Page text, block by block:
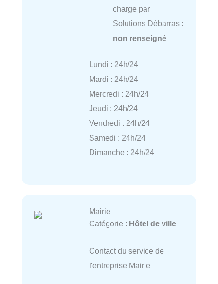
charge par
Solutions Débarras :
non renseigné
Lundi : 24h/24
Mardi : 24h/24
Mercredi : 24h/24
Jeudi : 24h/24
Vendredi : 24h/24
Samedi : 24h/24
Dimanche : 24h/24
Mairie
Catégorie : Hôtel de ville
Contact du service de
l'entreprise Mairie